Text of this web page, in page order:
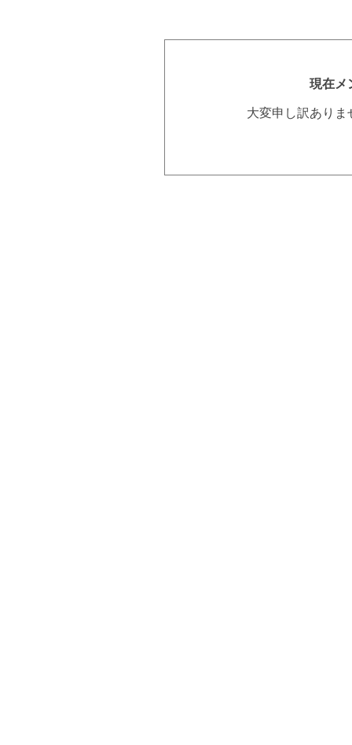
現在メ
大変申し訳あり